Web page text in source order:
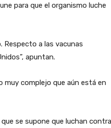
para que el organismo luche
Respecto a las vacunas
apuntan.
complejo que aún está en
se supone que luchan contra